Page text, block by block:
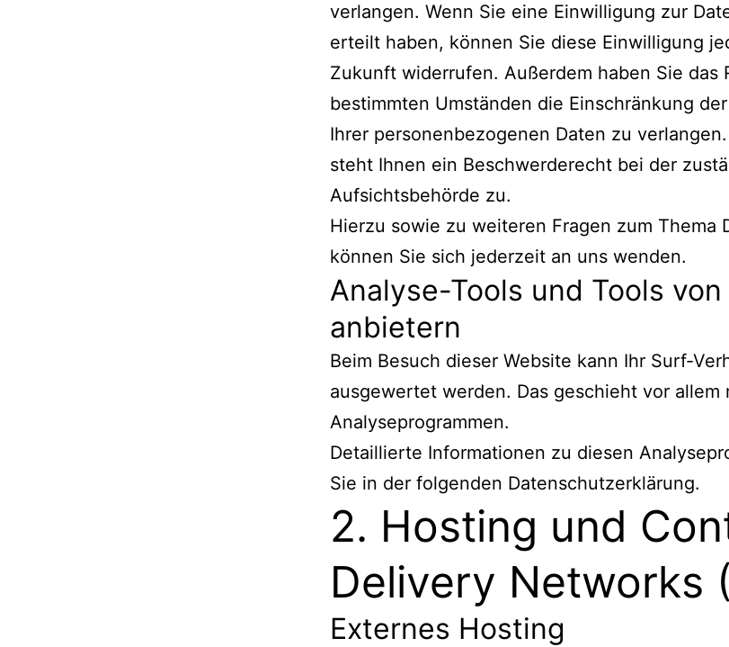
verlangen. Wenn Sie eine Einwilligung zur
erteilt haben, können Sie diese Einwilligung
Zukunft widerrufen. Außerdem haben Sie das
bestimmten Umständen die Einschränkung
Ihrer personenbezogenen Daten zu
steht Ihnen ein Beschwerderecht bei der
Aufsichtsbehörde zu.
Hierzu sowie zu weiteren Fragen zum Thema
können Sie sich jederzeit an uns wenden.
Analyse-Tools und Tools
anbietern
Beim Besuch dieser Website kann Ihr Surf-
ausgewertet werden. Das geschieht vor allem
Analyseprogrammen.
Detaillierte Informationen zu diesen
Sie in der folgenden Datenschutzerklärung.
2. Hosting und
Delivery Networks
Externes Hosting